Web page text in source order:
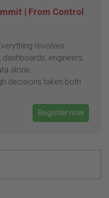
| From Control
revolves
engineers.
alone.
decisions taken both
Register now